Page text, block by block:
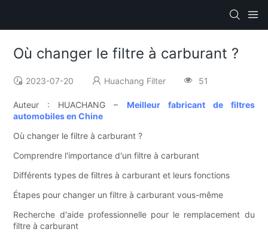
Où changer le filtre à carburant ?
2023-07-20 Huachang Filter 51
Auteur : HUACHANG – Meilleur fabricant de filtres
automobiles en Chine
Où changer le filtre à carburant ?
Comprendre l'importance d'un filtre à carburant
Différents types de filtres à carburant et leurs fonctions
Étapes pour changer un filtre à carburant vous-même
Recherche d'aide professionnelle pour le remplacement du
filtre à carburant